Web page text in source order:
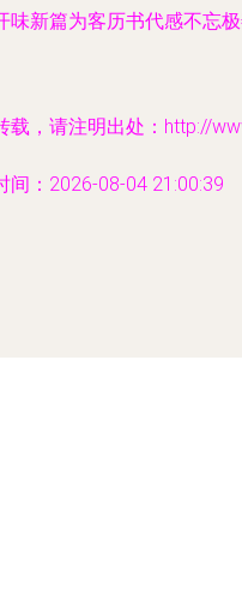
味新篇为客历书代感不忘
载，请注明出处：http://
间：2026-08-04 21:00:39